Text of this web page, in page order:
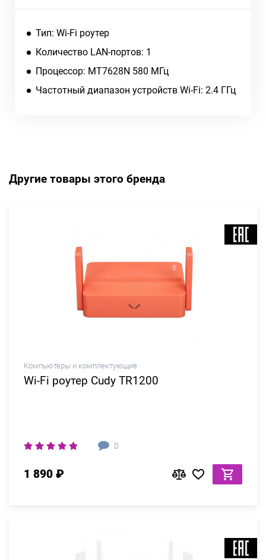
Тип: Wi-Fi роутер
Количество LAN-портов: 1
Процессор: MT7628N 580 МГц
Частотный диапазон устройств Wi-Fi: 2.4 ГГц
Другие товары этого бренда
Компьютеры и комплектующие
Wi-Fi роутер Cudy TR1200
0
1 890 ₽